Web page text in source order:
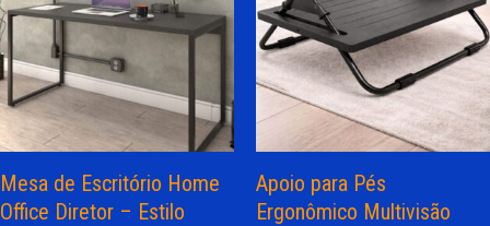
Mesa de Escritório Home
Office Diretor – Estilo
Apoio para Pés
Ergonômico Multivisão